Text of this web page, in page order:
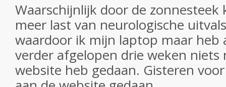
Waarschijnlijk door de zonnesteek
meer last van neurologische
waardoor ik mijn laptop maar heb
verder afgelopen drie weken niets
website heb gedaan. Gisteren